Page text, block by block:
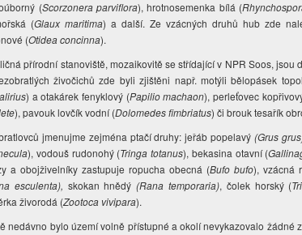
(Scorzonera parviflora), hrotnosemenka bílá (
(Glaux maritima) a další. Ze vzácných druhů hub zde
(Otidea concinna).
přírodní stanoviště, mozaikovitě se střídající v NPR Soos, jsou
živočichů zde byli zjištěni např. motýli bělopásek
) a otakárek fenyklový (Papilio machaon), perleťovec
), pavouk lovčík vodní (Dolomedes fimbriatus) či brouk tesařík
jmenujme zejména ptačí druhy: jeřáb popelavý (Grus
), vodouš rudonohý (Tringa totanus), bekasina otavní (
a obojživelníky zastupuje ropucha obecná (Bufo bufo), vzácná
esculenta), skokan hnědý(Rana temporaria), čolek horský (
živorodá (Zootoca vivipara).
nedávno bylo území volně přístupné a okolí nevykazovalo žádné